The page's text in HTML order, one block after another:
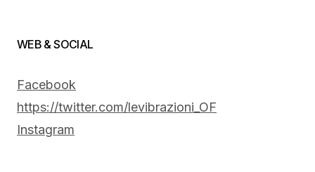
WEB & SOCIAL
Facebook
https://twitter.com/levibrazioni_OF
Instagram